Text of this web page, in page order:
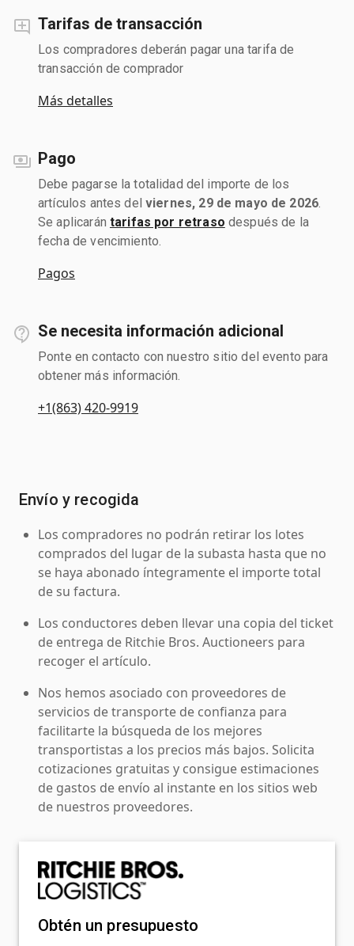
Tarifas de transacción
Los compradores deberán pagar una tarifa de
transacción de comprador
Más detalles
Pago
Debe pagarse la totalidad del importe de los
artículos antes del viernes, 29 de mayo de 2026
Se aplicarán tarifas por retraso después de la
fecha de vencimiento.
Pagos
Se necesita información adicional
Ponte en contacto con nuestro sitio del evento para
obtener más información.
+1(863) 420-9919
Envío y recogida
Los compradores no podrán retirar los lotes
comprados del lugar de la subasta hasta que no
se haya abonado íntegramente el importe total
de su factura.
Los conductores deben llevar una copia del ticket
de entrega de Ritchie Bros. Auctioneers para
recoger el artículo.
Nos hemos asociado con proveedores de
servicios de transporte de confianza para
facilitarte la búsqueda de los mejores
transportistas a los precios más bajos. Solicita
cotizaciones gratuitas y consigue estimaciones
de gastos de envío al instante en los sitios web
de nuestros proveedores.
Obtén un presupuesto